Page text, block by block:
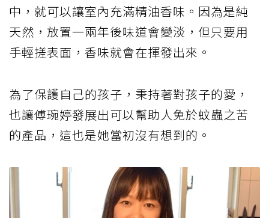
中，就可以讓室內充滿精油香味。因為是純
天然，放置一兩年後味道會變淡，但只要用
手輕搓表面，香味就會在揮發出來。
為了保護自己的孩子，秉持著對孩子的愛，
也讓傅琬婷發展出可以幫助人免於蚊蟲之苦
的產品，這也是她當初沒有想到的。